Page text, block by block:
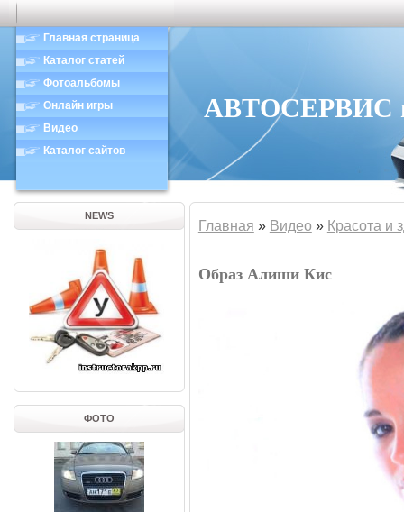
Главная страница
Каталог статей
Фотоальбомы
Онлайн игры
Видео
Каталог сайтов
АВТОСЕРВИС в
NEWS
ФОТО
Главная » Видео » Красота и
Образ Алиши Кис